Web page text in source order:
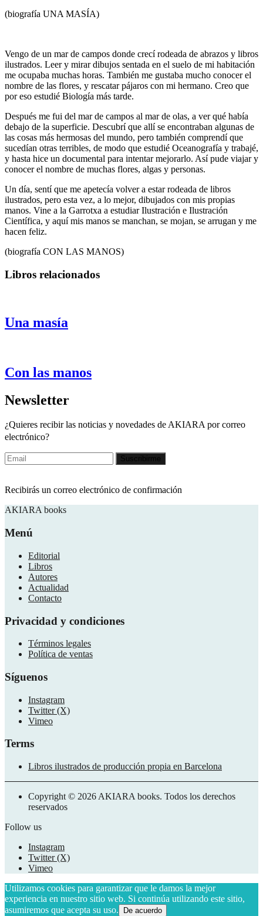
(biografía UNA MASÍA)
Vengo de un mar de campos donde crecí rodeada de abrazos y libros
ilustrados. Leer y mirar dibujos sentada en el suelo de mi habitación
me ocupaba muchas horas. También me gustaba mucho conocer el
nombre de las flores, y rescatar pájaros con mi hermano. Creo que
por eso estudié Biología más tarde.
Después me fui del mar de campos al mar de olas, a ver qué había
debajo de la superficie. Descubrí que allí se encontraban algunas de
las cosas más hermosas del mundo, pero también comprendí que
sucedían otras terribles, de modo que estudié Oceanografía y trabajé,
y hasta hice un documental para intentar mejorarlo. Así pude viajar y
conocer el nombre de muchas flores, algas y personas.
Un día, sentí que me apetecía volver a estar rodeada de libros
ilustrados, pero esta vez, a lo mejor, dibujados con mis propias
manos. Vine a la Garrotxa a estudiar Ilustración e Ilustración
Científica, y aquí mis manos se manchan, se mojan, se arrugan y me
hacen feliz.
(biografía CON LAS MANOS)
Libros relacionados
Una masía
Con las manos
Newsletter
¿Quieres recibir las noticias y novedades de AKIARA por correo
electrónico?
Recibirás un correo electrónico de confirmación
AKIARA books
Menú
Editorial
Libros
Autores
Actualidad
Contacto
Privacidad y condiciones
Términos legales
Política de ventas
Síguenos
Instagram
Twitter (X)
Vimeo
Terms
Libros ilustrados de producción propia en Barcelona
Copyright © 2026 AKIARA books. Todos los derechos
reservados
Follow us
Instagram
Twitter (X)
Vimeo
Utilizamos cookies para garantizar que le damos la mejor
experiencia en nuestro sitio web. Si continúa utilizando este sitio,
asumiremos que acepta su uso.
De acuerdo